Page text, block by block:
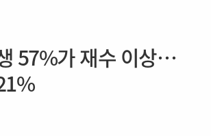
57%가 재수 이상…